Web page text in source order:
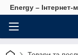
Energy –